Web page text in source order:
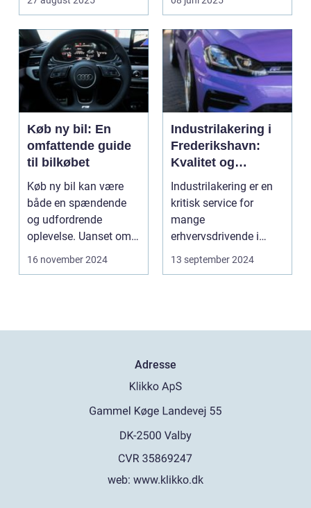
Køb ny bil: En
omfattende guide
til bilkøbet
Køb ny bil kan være
både en spændende
og udfordrende
oplevelse. Uanset om
16 november 2024
Industrilakering i
Frederikshavn:
Kvalitet og
Professionalisme
Industrilakering er en
kritisk service for
mange
erhvervsdrivende i
Frederikshavn og
omegn. Det er p...
13 september 2024
Adresse
web: www.klikko.dk